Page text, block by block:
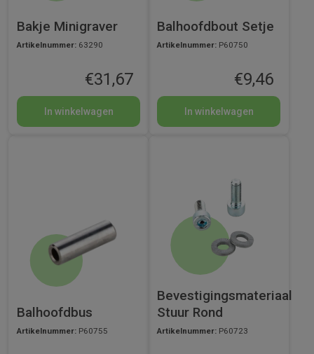
Bakje Minigraver
Artikelnummer: 63290
€31,67
In winkelwagen
Balhoofdbout Setje
Artikelnummer: P60750
€9,46
In winkelwagen
Balhoofdbus
Artikelnummer: P60755
Bevestigingsmateriaal
Stuur Rond
Artikelnummer: P60723